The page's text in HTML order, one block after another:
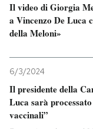
Il video di Giorgia
a Vincenzo De Luca
della Meloni»
6/3/2024
Il presidente della
Luca sarà
vaccinali”